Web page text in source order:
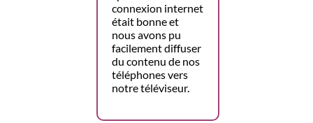
connexion internet
était bonne et
nous avons pu
facilement diffuser
du contenu de nos
téléphones vers
notre téléviseur.